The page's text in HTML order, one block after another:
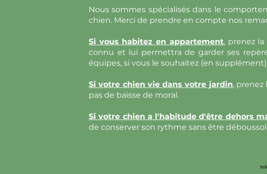
Nous sommes spécialisés dans le
chien. Merci de prendre en compte nos
Si vous habitez en appartement,prenez la
connu et lui permettra de garder ses
équipes, si vous le souhaitez (en
Si votre chien vie dans votre jardin,prenez
pas de baisse de moral.
Si votre chien a l'habitude d'être dehors
de conserver son rythme sans être